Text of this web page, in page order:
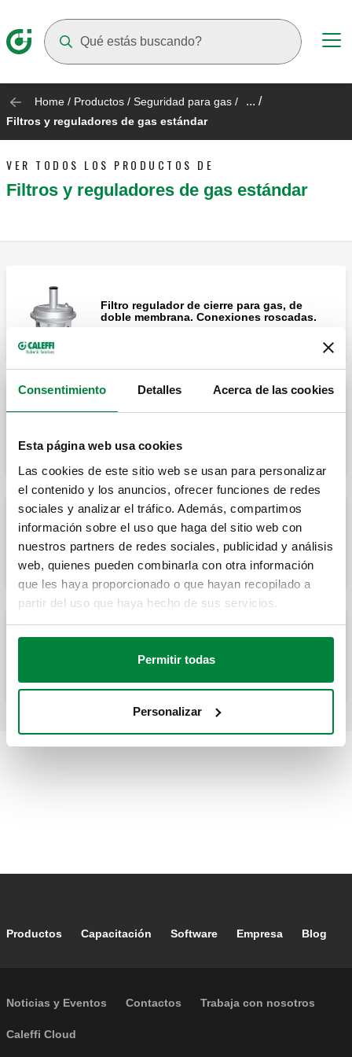
Consentimiento Detalles Acerca de las cookies
Esta página web usa cookies
Las cookies de este sitio web se usan para personalizar
el contenido y los anuncios, ofrecer funciones de redes
sociales y analizar el tráfico. Además, compartimos
información sobre el uso que haga del sitio web con
nuestros partners de redes sociales, publicidad y análisis
web, quienes pueden combinarla con otra información
que les haya proporcionado o que hayan recopilado a
partir del uso que haya hecho de sus servicios.
Permitir todas
Personalizar
Home / Productos / Seguridad para gas / ... /
Filtros y reguladores de gas estándar
VER TODOS LOS PRODUCTOS DE
Filtros y reguladores de gas estándar
Filtro regulador de cierre para gas, de
doble membrana. Conexiones roscadas.
Regulador de cierre para gas, de doble
membrana. Conexiones roscadas.
membrana. Conexiones embridadas.
Footer main navigation
Productos Capacitación Software Empresa Blog
Footer secondary navigation
Noticias y Eventos Contactos Trabaja con nosotros
Caleffi Cloud